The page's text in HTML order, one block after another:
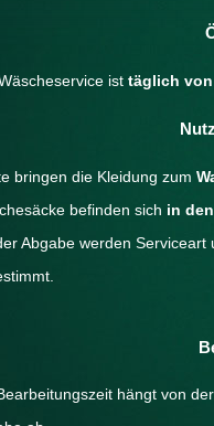
ist täglich von
bringen die Kleidung zum
befinden sich in
Abgabe werden
hängt von